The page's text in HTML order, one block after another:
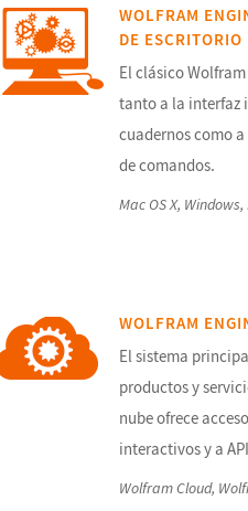
WOLFRAM
DE ESCRITORIO
El clásico
tanto a la interfaz
cuadernos como
de comandos.
Mac OS X, Windows,
WOLFRAM
El sistema
productos y
nube ofrece
interactivos y a
Wolfram Cloud,